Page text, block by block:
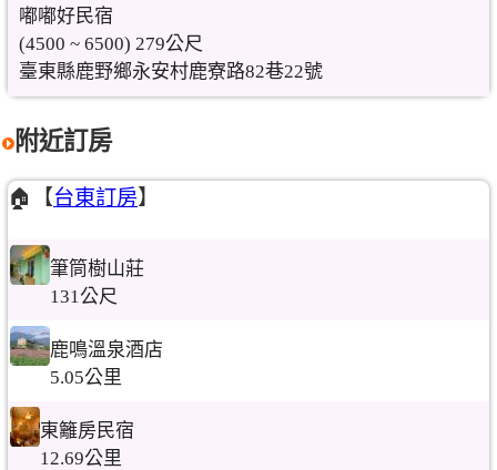
嘟嘟好民宿
(4500 ~ 6500) 279公尺
臺東縣鹿野鄉永安村鹿寮路82巷22號
附近訂房
🏠【台東訂房】
筆筒樹山莊
131公尺
鹿鳴溫泉酒店
5.05公里
東籬房民宿
12.69公里